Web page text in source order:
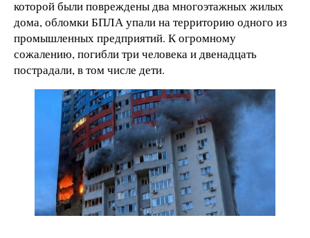
которой были повреждены два многоэтажных жилых
дома, обломки БПЛА упали на территорию одного из
промышленных предприятий. К огромному
сожалению, погибли три человека и двенадцать
пострадали, в том числе дети.